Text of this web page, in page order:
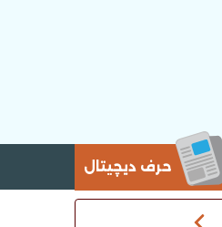
حرف ديچيتال